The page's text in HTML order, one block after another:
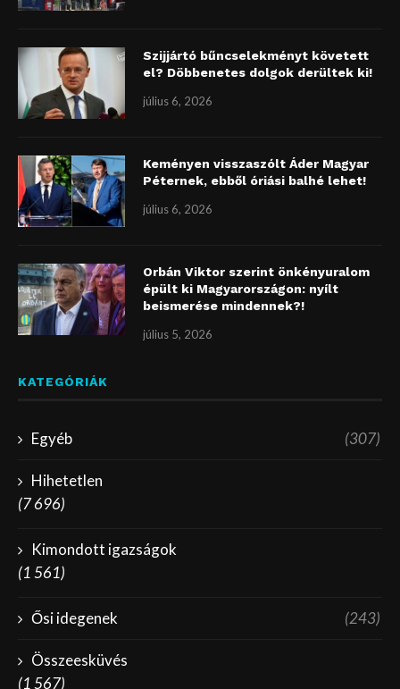
Szijjártó bűncselekményt követett
el? Döbbenetes dolgok derültek ki!
július 6, 2026
Keményen visszaszólt Áder Magyar
Péternek, ebből óriási balhé lehet!
július 6, 2026
Orbán Viktor szerint önkényuralom
épült ki Magyarországon: nyílt
beismerése mindennek?!
július 5, 2026
KATEGÓRIÁK
Egyéb (307)
Hihetetlen
(7 696)
Kimondott igazságok
(1 561)
Ősi idegenek (243)
Összeesküvés
(1 567)